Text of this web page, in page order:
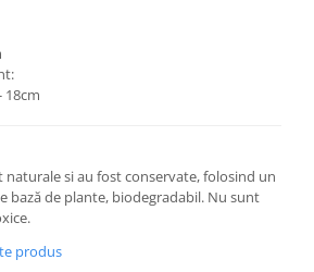
18cm
naturale si au fost conservate, folosind un
bază de plante, biodegradabil. Nu sunt
produs